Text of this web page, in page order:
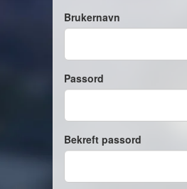
Brukernavn
Passord
Bekreft passord